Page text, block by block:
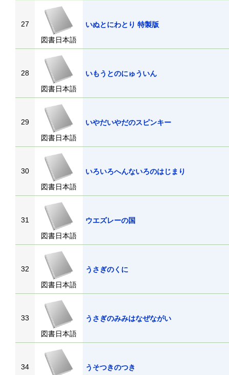
27
図書日本語
いぬとにわとり 特製版
28
図書日本語
いもうとのにゅういん
29
図書日本語
いやだいやだのスピンキー
30
図書日本語
いろいろへんないろのはじまり
31
図書日本語
ウエズレーの国
32
図書日本語
うさぎのくに
33
図書日本語
うさぎのみみはなぜながい
34 うそつきのつき